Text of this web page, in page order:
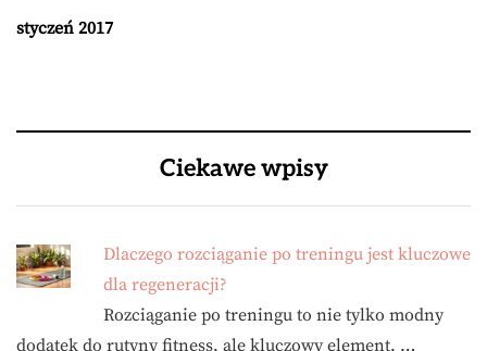
styczeń 2017
Ciekawe wpisy
Dlaczego rozciąganie po treningu jest kluczowe
dla regeneracji?
Rozciąganie po treningu to nie tylko modny
dodatek do rutyny fitness, ale kluczowy element, …